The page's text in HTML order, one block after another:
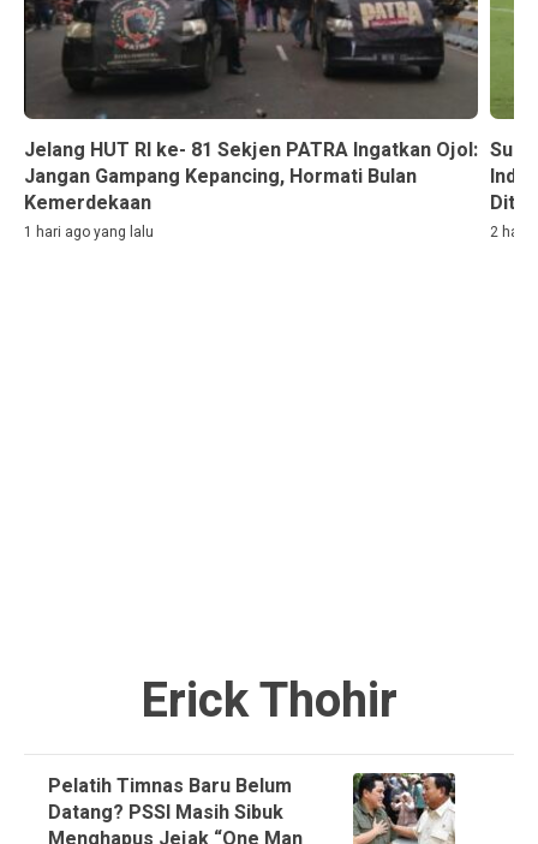
Jelang HUT RI ke- 81 Sekjen PATRA Ingatkan Ojol:
Jangan Gampang Kepancing, Hormati Bulan
Kemerdekaan
1 hari ago yang lalu 2 hari
Erick Thohir
Pelatih Timnas Baru Belum
Datang? PSSI Masih Sibuk